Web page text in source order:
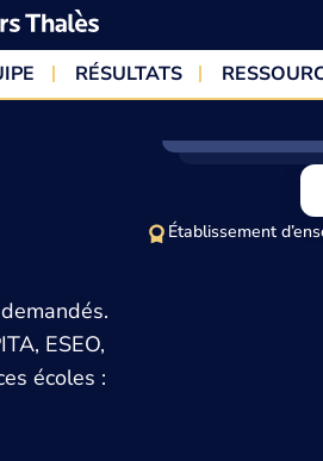
RÉSULTATS
ESEO,
écoles :
Établissement